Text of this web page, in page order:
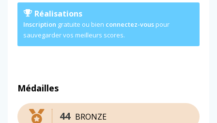
Réalisations
Inscription gratuite ou bien connectez-vous pour
sauvegarder vos meilleurs scores.
Médailles
BRONZE
44